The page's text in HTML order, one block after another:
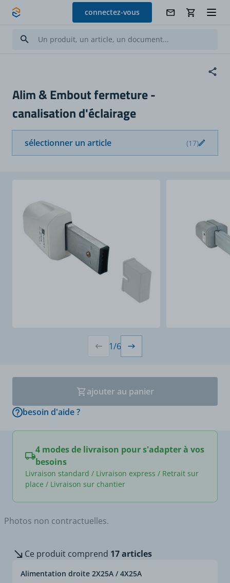
Allez au contenu
connectez-vous
Photos non contractuelles.
Alim & Embout fermeture -
canalisation d'éclairage
sélectionner un article (17)
1/6
ajouter au panier
besoin d'aide ?
4 modes de livraison pour s'adapter à vos
besoins
Livraison standard / Livraison express / Retrait sur
place / Livraison sur chantier
Ce produit comprend 17 articles
Alimentation droite 2X25A / 4X25A